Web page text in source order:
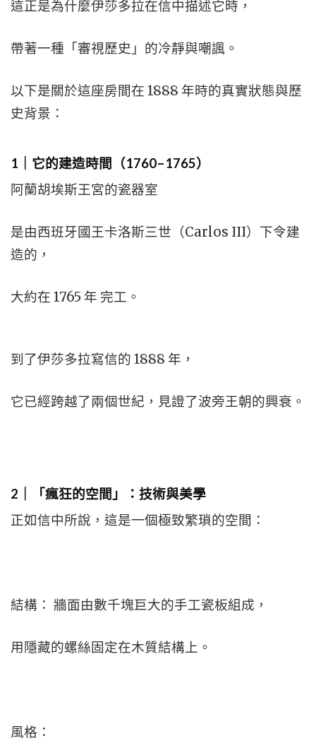
這正是為什麼伊莎多拉在信中描述它時，
帶著一種「審視歷史」的冷靜與嘲諷。
以下是關於這座房間在 1888 年時的真實狀態與歷
史背景：
1｜它的建造時間（1760–1765）
阿蘭胡埃斯王宮的瓷器室
是由西班牙國王卡洛斯三世（Carlos III）下令建
造的，
大約在 1765 年 完工。
到了伊莎多拉寫信的 1888 年，
它已經跨越了兩個世紀，見證了波旁王朝的興衰。
2｜「瘋狂的空間」：技術與美學
正如信中所說，這是一個極致繁瑣的空間：
結構： 牆面由數千塊巨大的手工瓷板組成，
用隱藏的螺絲固定在木質結構上。
風格：